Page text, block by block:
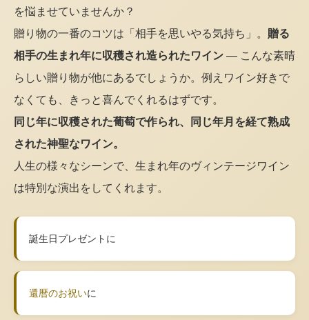
を悩ませていませんか？
贈り物の一番のコツは「相手を思いやる気持ち」。 贈る
相手の生まれ年に収穫され造られたワイン — こんな素晴
らしい贈り物が他にあるでしょうか。例えワイン好きで
なくても、きっと喜んでくれるはずです。
同じ年に収穫された葡萄で作られ、同じ年月を経て熟成
された神聖なワイン。
人生の様々なシーンで、生まれ年のヴィンテージワイン
は特別な演出をしてくれます。
誕生日プレゼントに
還暦のお祝いに